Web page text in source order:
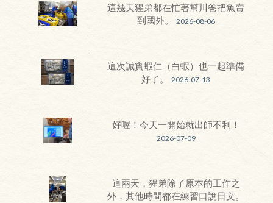
這幾天猩弟都在忙著幫川爸把魚賣
到國外。
2026-08-06
這次誠實蝦仁（白蝦）也一起準備
好了。
2026-07-13
好喔！今天一開始就出師不利！
2026-07-09
這兩天，猩弟除了原本的工作之
外，其他時間都在練習口說日文。